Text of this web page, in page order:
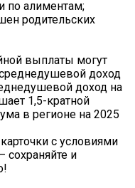
по алиментам;
родительских
выплаты могут
доход
доход на
1,5-кратной
в регионе на 2025
с условиями
и